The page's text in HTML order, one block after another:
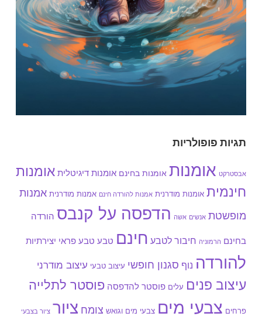
תגיות פופולריות
אבסטרקט אומנות אומנות בחינם אומנות דיגיטלית אומנות
חינמית אומנות מודרנית אמנות להורדה חינם אמנות מודרנית אמנות
מופשטת אנשים אשה הדפסה על קנבס הורדה
בחינם הרמוניה חיבור לטבע חינם טבע טבע פראי יצירתיות
להורדה נוף סגנון חופשי עיצוב טבעי עיצוב מודרני
עיצוב פנים עלים פוסטר להדפסה פוסטר לתלייה
פרחים צבעי מים צבעי מים וגואש צומח ציור ציור בצבעי